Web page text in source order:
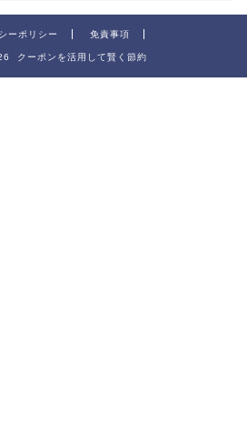
ーポリシー 免責事項
クーポンを活用して賢く節約